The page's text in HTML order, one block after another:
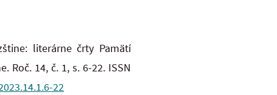
literárne črty Pamätí
Roč. 14, č. 1, s. 6-22. ISSN
22